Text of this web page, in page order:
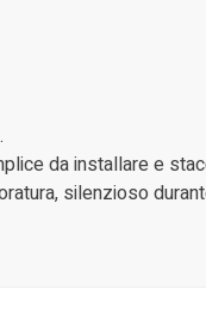
da installare e
silenzioso